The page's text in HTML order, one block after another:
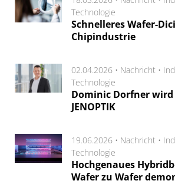
Technologie
Schnelleres Wafer-
Chipindustrie
02.04.2026 • Nachricht •
Technologie
Dominic Dorfner wird
JENOPTIK
19.06.2026 • Nachricht •
Technologie
Hochgenaues
Wafer zu Wafer